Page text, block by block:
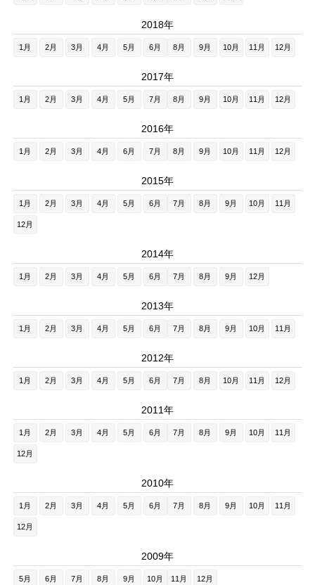
2018年
1月 2月 3月 4月 5月 6月 8月 9月 10月 11月 12月
2017年
1月 2月 3月 4月 5月 7月 8月 9月 10月 11月 12月
2016年
1月 2月 3月 4月 6月 7月 8月 9月 10月 11月 12月
2015年
1月 2月 3月 4月 5月 6月 7月 8月 9月 10月 11月
12月
2014年
1月 2月 3月 4月 5月 6月 7月 8月 9月 12月
2013年
1月 2月 3月 4月 5月 6月 7月 8月 9月 10月 11月
2012年
1月 2月 3月 4月 5月 6月 7月 8月 10月 11月 12月
2011年
1月 2月 3月 4月 5月 6月 7月 8月 9月 10月 11月
12月
2010年
1月 2月 3月 4月 5月 6月 7月 8月 9月 10月 11月
12月
2009年
5月 6月 7月 8月 9月 10月 11月 12月